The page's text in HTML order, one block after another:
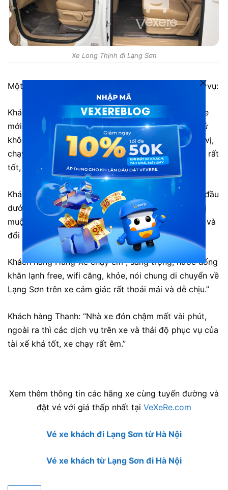
Xe Long Thịnh đi Lạng Sơn
Một số đánh giá từ khách hàng đã trải nghiệm dịch vụ:
Khách hàng Thành: “Bên này mới khai trương dàn xe
mới cứng, xe rất đẹp, êm, đón trung chuyển các thứ
không phải chuyển xe, mấy bác tài rất vui tính, thú vị,
chạy nhanh, an toàn. Nói chung Long Thịnh Car Vip rất
tốt, có đợt đi Lạng Sơn mình sẽ ủng hộ tiếp.”
Khách hàng T.N: “Lái xe nhiệt tình Xe đi oke nhưng đầu
dưới HN sắp xếp chưa chuyên nghiệp lắm nên về bị
muộn giờ, để thời gian khách chờ xe chung chuyển và
đổi khách hơi lâu”
Khách hàng Hùng“Xe chạy êm , sang trọng, nước uống
khăn lạnh free, wifi căng, khỏe, nói chung di chuyển về
Lạng Sơn trên xe cảm giác rất thoải mái và dễ chịu.”
Khách hàng Thanh: “Nhà xe đón chậm mất vài phút,
ngoài ra thì các dịch vụ trên xe và thái độ phục vụ của
tài xế khá tốt, xe chạy rất êm.”
Xem thêm thông tin các hãng xe cùng tuyến đường và
đặt vé với giá thấp nhất tại VeXeRe.com
Vé xe khách đi Lạng Sơn từ Hà Nội
Vé xe khách từ Lạng Sơn đi Hà Nội